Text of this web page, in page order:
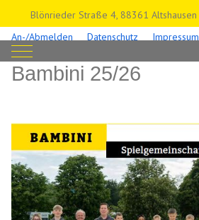
Blönrieder Straße 4, 88361 Altshausen
An-/Abmelden
Datenschutz Impressum
Mobile Menu Toggle
Bambini 25/26